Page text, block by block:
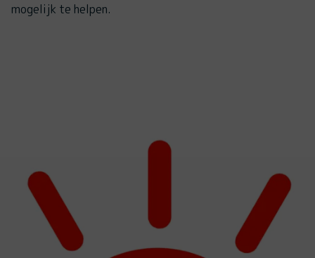
mogelijk te helpen.